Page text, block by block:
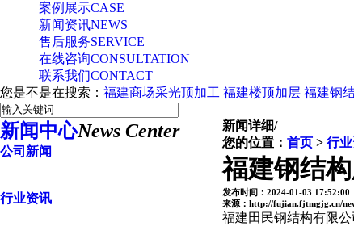
案例展示CASE
新闻资讯NEWS
售后服务SERVICE
在线咨询CONSULTATION
联系我们CONTACT
您是不是在搜索： 福建商场采光顶加工 福建楼顶加层 福建钢
新闻中心News Center
公司新闻
行业资讯
新闻详细/
您的位置： 首页 > 行
福建钢结
发布时间：2024-01-03 17:52:00
来源：http://fujian.fjtmgjg.cn/
福建田民钢结构有限